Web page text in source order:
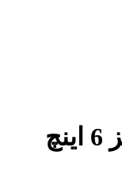
انبردست حرفه‌ای سایز 6 اینچ